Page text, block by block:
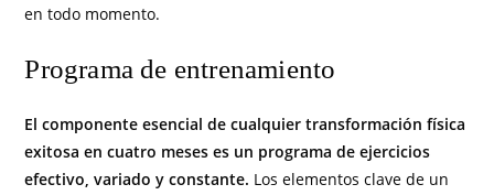
en todo momento.
Programa de entrenamiento
El componente esencial de cualquier transformación física
exitosa en cuatro meses es un programa de ejercicios
efectivo, variado y constante. Los elementos clave de un